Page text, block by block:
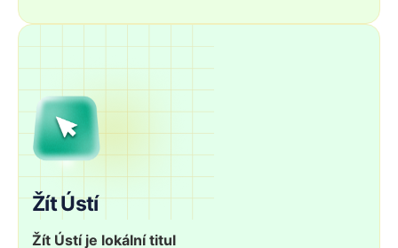
Žít Ústí
Žít Ústí je lokální titul